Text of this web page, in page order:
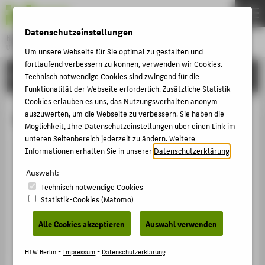
Hochschule für Technik und Wirtschaft Berlin
University of Applied Sciences
Menu
HOCHSCHULE
Manja Haueis
Manja.Haueis@HTW-Berlin.de
Campus Treskowallee
TA Gebäude C , 625
Treskowallee 8
10318Berlin
THEMEN
HOCHSCHULE
CAMPUS
STUDIUM
LEHRE
KARRIERE
INTERNATIONAL
INFORMATIONEN FÜR
Datenschutzeinstellungen
Um unsere Webseite für Sie optimal zu gestalten und
fortlaufend verbessern zu können, verwenden wir Cookies.
Technisch notwendige Cookies sind zwingend für die
Funktionalität der Webseite erforderlich. Zusätzliche Statistik-
Cookies erlauben es uns, das Nutzungsverhalten anonym
auszuwerten, um die Webseite zu verbessern. Sie haben die
Möglichkeit, Ihre Datenschutzeinstellungen über einen Link im
unteren Seitenbereich jederzeit zu ändern. Weitere
Informationen erhalten Sie in unsererDatenschutzerklärung
Auswahl:
Technisch notwendige Cookies
Statistik-Cookies (Matomo)
Alle Cookies akzeptieren Auswahl verwenden
HTW Berlin -Impressum- Datenschutzerklärung